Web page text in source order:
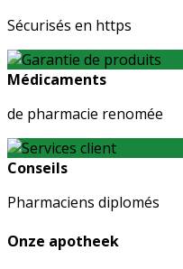
Sécurisés en https
Médicaments
de pharmacie renomée
Conseils
Pharmaciens diplomés
Onze apotheek